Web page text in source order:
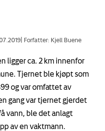
Forfatter: Kjell Buene
ligger ca. 2 km innenfor
Tjernet ble kjøpt som
og var omfattet av
gang var tjernet gjerdet
vann, ble det anlagt
av en vaktmann.